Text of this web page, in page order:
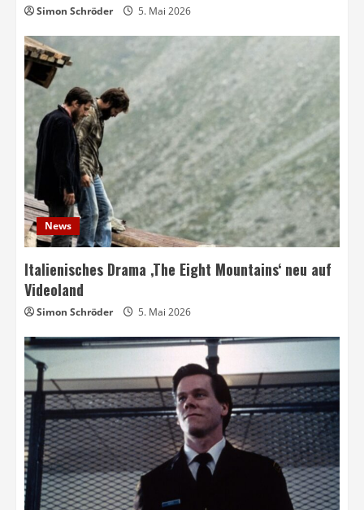
Simon Schröder 5. Mai 2026
News
Italienisches Drama ‚The Eight Mountains‘ neu auf
Videoland
Simon Schröder 5. Mai 2026